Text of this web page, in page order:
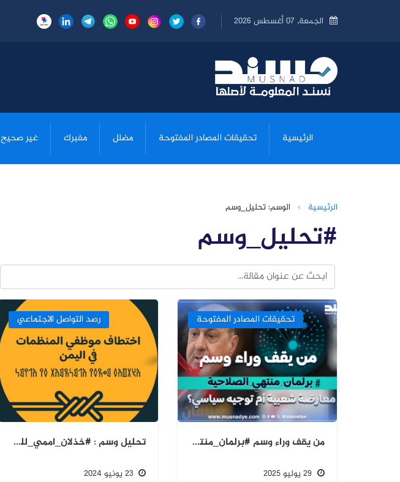
الجمعة, 07 أغسطس 2026
الرئيسية تحقيقات المصادر المفتوحة مضلل مفبرك غير صحيح
الرئيسية › الوسم: تحليل_وسم
#تحليل_وسم
تحقيقات المصادر المفتوحة
من يقف وراء وسم #برلمان_منتهي_الصلاحية معارضة شعبية أم توجيه سياسي؟
رصد التواصل الاجتماعي
تحليل وسم : #خذلان_اممي_للموظفين_اليمنيين
23 يونيو 2024